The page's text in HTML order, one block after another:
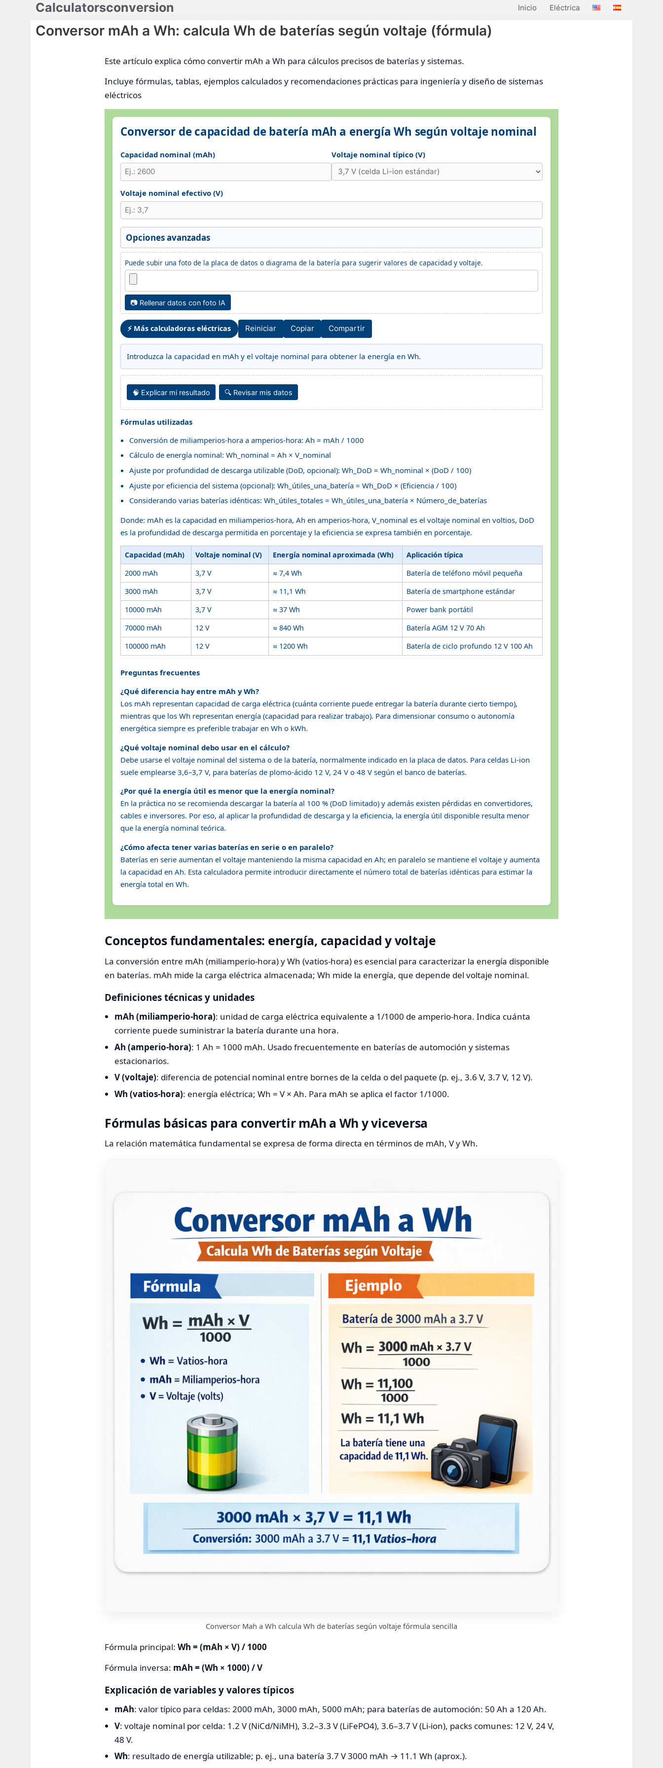
contenido
Calculatorsconversion Inicio Eléctrica
Conversor mAh a Wh: calcula Wh de baterías según voltaje (fórmula)
Este artículo explica cómo convertir mAh a Wh para cálculos precisos de baterías y sistemas.
Incluye fórmulas, tablas, ejemplos calculados y recomendaciones prácticas para ingeniería y diseño de sistemas
eléctricos
Conversor de capacidad de batería mAh a energía Wh según voltaje nominal
Capacidad nominal (mAh) Voltaje nominal típico (V)
Voltaje nominal efectivo (V)
Opciones avanzadas
Puede subir una foto de la placa de datos o diagrama de la batería para sugerir valores de capacidad y voltaje.
📷 Rellenar datos con foto IA
⚡ Más calculadoras eléctricas Reiniciar Copiar Compartir
Introduzca la capacidad en mAh y el voltaje nominal para obtener la energía en Wh.
🧠 Explicar mi resultado 🔍 Revisar mis datos
Fórmulas utilizadas
Conversión de miliamperios-hora a amperios-hora: Ah = mAh / 1000
Cálculo de energía nominal: Wh_nominal = Ah × V_nominal
Ajuste por profundidad de descarga utilizable (DoD, opcional): Wh_DoD = Wh_nominal × (DoD / 100)
Ajuste por eficiencia del sistema (opcional): Wh_útiles_una_batería = Wh_DoD × (Eficiencia / 100)
Considerando varias baterías idénticas: Wh_útiles_totales = Wh_útiles_una_batería × Número_de_baterías
Donde: mAh es la capacidad en miliamperios-hora, Ah en amperios-hora, V_nominal es el voltaje nominal en voltios, DoD
es la profundidad de descarga permitida en porcentaje y la eficiencia se expresa también en porcentaje.
Capacidad (mAh) Voltaje nominal (V) Energía nominal aproximada (Wh)
Aplicación típica
2000 mAh
3,7 V ≈ 7,4 Wh
Batería de teléfono móvil pequeña
3000 mAh
3,7 V ≈ 11,1 Wh
Batería de smartphone estándar
10000 mAh
3,7 V ≈ 37 Wh
Power bank portátil
70000 mAh
12 V ≈ 840 Wh
Batería AGM 12 V 70 Ah
100000 mAh
12 V ≈ 1200 Wh Batería de ciclo profundo 12 V 100 Ah
Preguntas frecuentes
¿Qué diferencia hay entre mAh y Wh?
Los mAh representan capacidad de carga eléctrica (cuánta corriente puede entregar la batería durante cierto tiempo),
mientras que los Wh representan energía (capacidad para realizar trabajo). Para dimensionar consumo o autonomía
energética siempre es preferible trabajar en Wh o kWh.
¿Qué voltaje nominal debo usar en el cálculo?
Debe usarse el voltaje nominal del sistema o de la batería, normalmente indicado en la placa de datos. Para celdas Li-ion
suele emplearse 3,6–3,7 V, para baterías de plomo-ácido 12 V, 24 V o 48 V según el banco de baterías.
¿Por qué la energía útil es menor que la energía nominal?
En la práctica no se recomienda descargar la batería al 100 % (DoD limitado) y además existen pérdidas en convertidores,
cables e inversores. Por eso, al aplicar la profundidad de descarga y la eficiencia, la energía útil disponible resulta menor
que la energía nominal teórica.
¿Cómo afecta tener varias baterías en serie o en paralelo?
Baterías en serie aumentan el voltaje manteniendo la misma capacidad en Ah; en paralelo se mantiene el voltaje y aumenta
la capacidad en Ah. Esta calculadora permite introducir directamente el número total de baterías idénticas para estimar la
energía total en Wh.
Conceptos fundamentales: energía, capacidad y voltaje
La conversión entre mAh (miliamperio-hora) y Wh (vatios-hora) es esencial para caracterizar la energía disponible
en baterías. mAh mide la carga eléctrica almacenada; Wh mide la energía, que depende del voltaje nominal.
Definiciones técnicas y unidades
mAh (miliamperio-hora): unidad de carga eléctrica equivalente a 1/1000 de amperio-hora. Indica cuánta
corriente puede suministrar la batería durante una hora.
Ah (amperio-hora): 1 Ah = 1000 mAh. Usado frecuentemente en baterías de automoción y sistemas
estacionarios.
V (voltaje): diferencia de potencial nominal entre bornes de la celda o del paquete (p. ej., 3.6 V, 3.7 V, 12 V).
Wh (vatios-hora): energía eléctrica; Wh = V × Ah. Para mAh se aplica el factor 1/1000.
Fórmulas básicas para convertir mAh a Wh y viceversa
La relación matemática fundamental se expresa de forma directa en términos de mAh, V y Wh.
Conversor Mah a Wh calcula Wh de baterías según voltaje fórmula sencilla
Fórmula principal: Wh = (mAh × V) / 1000
Fórmula inversa: mAh = (Wh × 1000) / V
Explicación de variables y valores típicos
mAh: valor típico para celdas: 2000 mAh, 3000 mAh, 5000 mAh; para baterías de automoción: 50 Ah a 120 Ah.
V: voltaje nominal por celda: 1.2 V (NiCd/NiMH), 3.2–3.3 V (LiFePO4), 3.6–3.7 V (Li-ion), packs comunes: 12 V, 24 V,
48 V.
Wh: resultado de energía utilizable; p. ej., una batería 3.7 V 3000 mAh → 11.1 Wh (aprox.).